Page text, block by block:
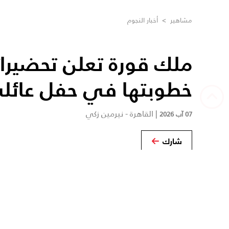
مشاهير > أخبار النجوم
ملك قورة تعلن
خطوبتها في حفل
07 آب 2026 | القاهرة - نيرمين زكي
شارك